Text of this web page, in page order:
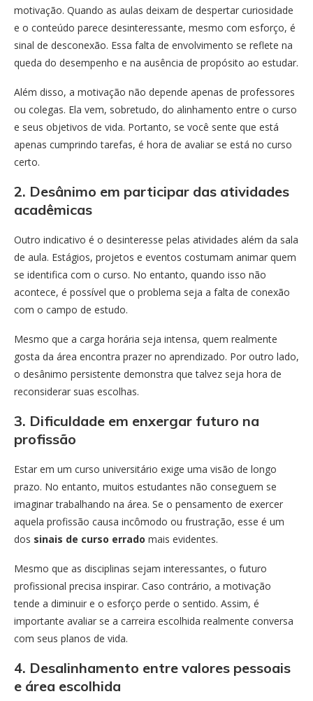
motivação. Quando as aulas deixam de despertar curiosidade
e o conteúdo parece desinteressante, mesmo com esforço, é
sinal de desconexão. Essa falta de envolvimento se reflete na
queda do desempenho e na ausência de propósito ao estudar.
Além disso, a motivação não depende apenas de professores
ou colegas. Ela vem, sobretudo, do alinhamento entre o curso
e seus objetivos de vida. Portanto, se você sente que está
apenas cumprindo tarefas, é hora de avaliar se está no curso
certo.
2. Desânimo em participar das atividades
acadêmicas
Outro indicativo é o desinteresse pelas atividades além da sala
de aula. Estágios, projetos e eventos costumam animar quem
se identifica com o curso. No entanto, quando isso não
acontece, é possível que o problema seja a falta de conexão
com o campo de estudo.
Mesmo que a carga horária seja intensa, quem realmente
gosta da área encontra prazer no aprendizado. Por outro lado,
o desânimo persistente demonstra que talvez seja hora de
reconsiderar suas escolhas.
3. Dificuldade em enxergar futuro na
profissão
Estar em um curso universitário exige uma visão de longo
prazo. No entanto, muitos estudantes não conseguem se
imaginar trabalhando na área. Se o pensamento de exercer
aquela profissão causa incômodo ou frustração, esse é um
dos sinais de curso errado mais evidentes.
Mesmo que as disciplinas sejam interessantes, o futuro
profissional precisa inspirar. Caso contrário, a motivação
tende a diminuir e o esforço perde o sentido. Assim, é
importante avaliar se a carreira escolhida realmente conversa
com seus planos de vida.
4. Desalinhamento entre valores pessoais
e área escolhida